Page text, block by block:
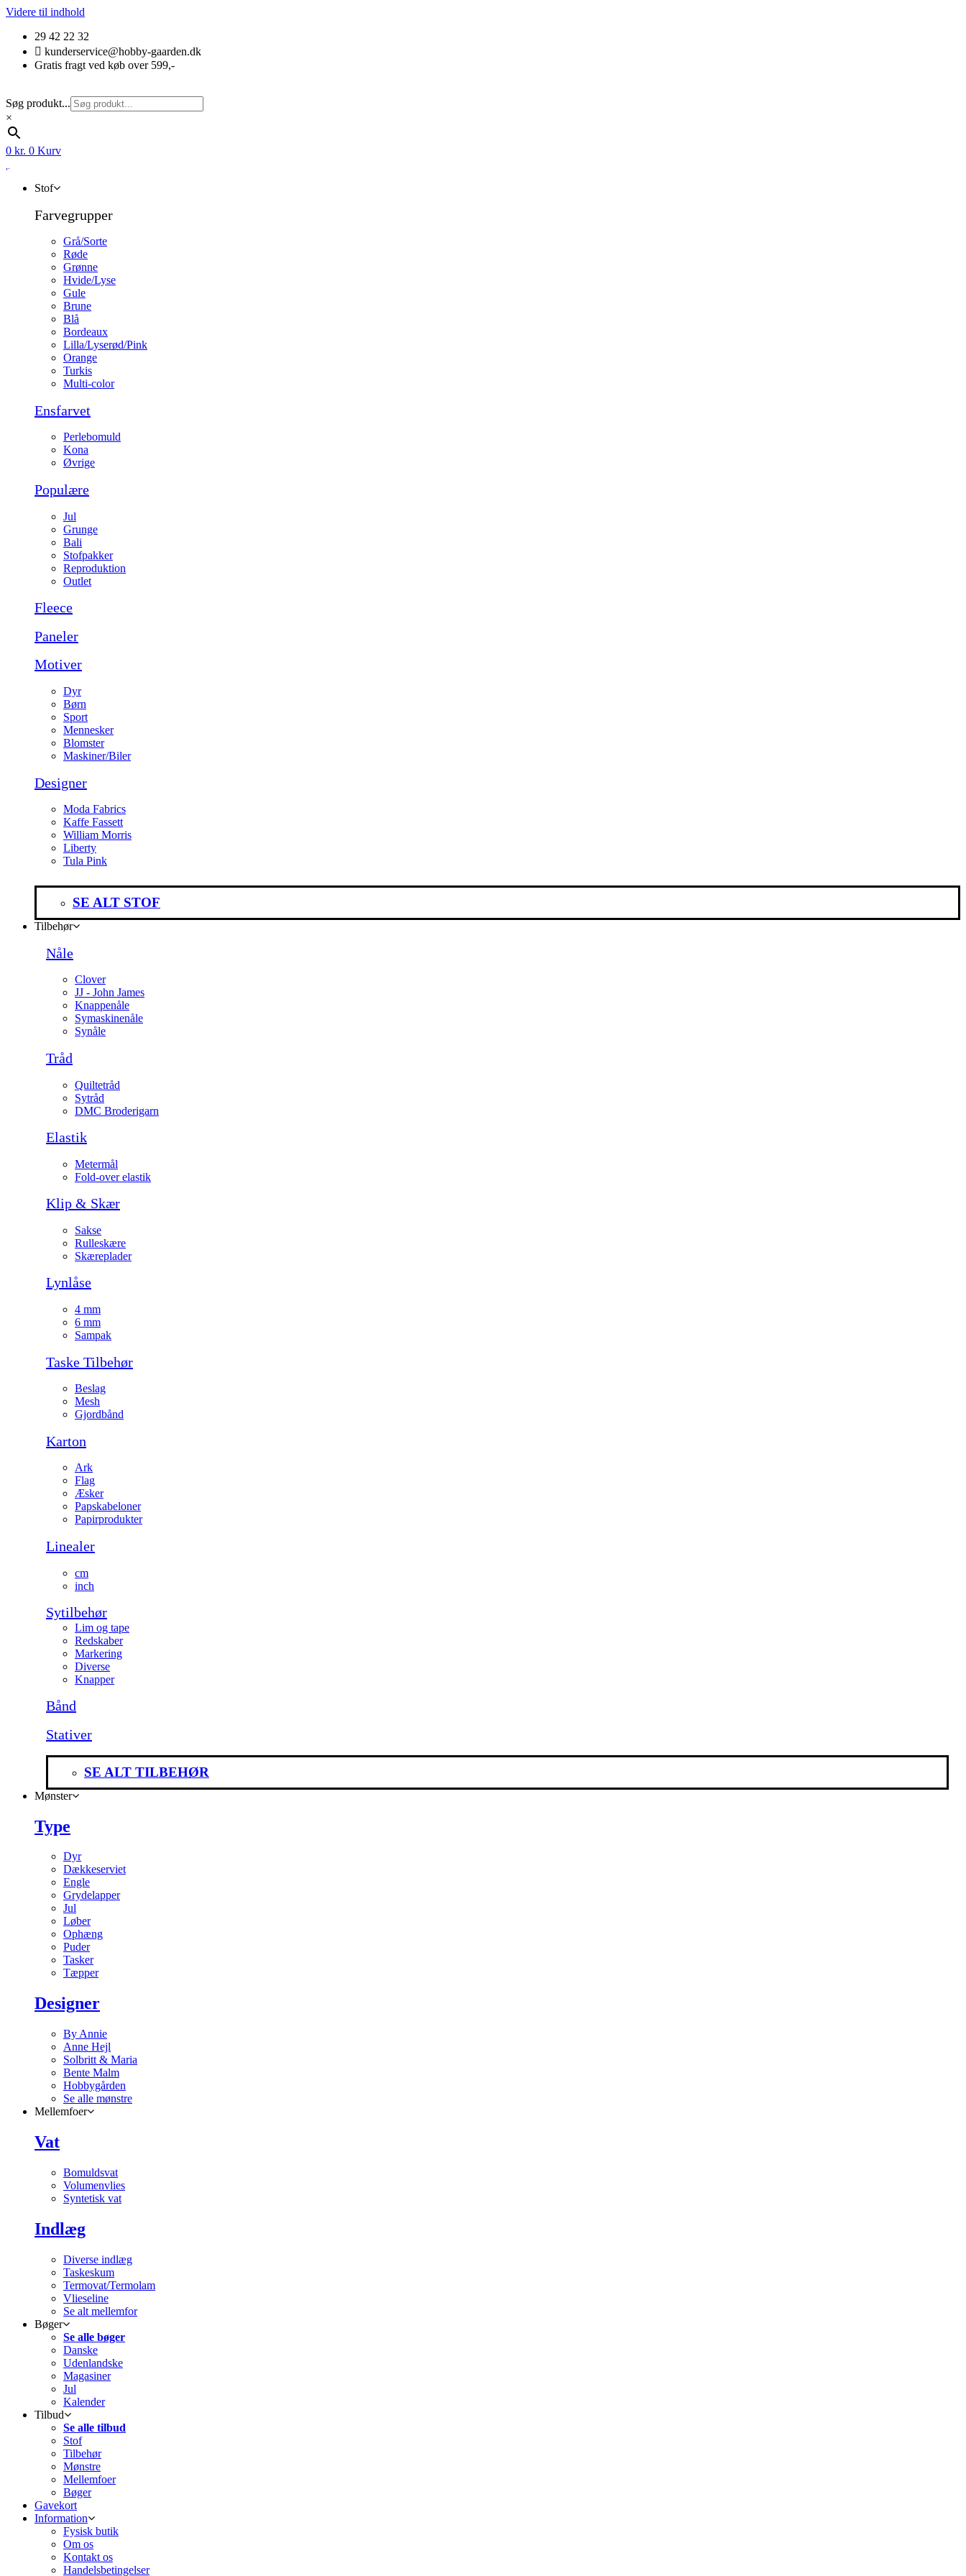
Videre til indhold
29 42 22 32
kunderservice@hobby-gaarden.dk
Gratis fragt ved køb over 599,-
Søg produkt...
×
0 kr. 0 Kurv
Stof
Farvegrupper
Grå/Sorte
Røde
Grønne
Hvide/Lyse
Gule
Brune
Blå
Bordeaux
Lilla/Lyserød/Pink
Orange
Turkis
Multi-color
Ensfarvet
Perlebomuld
Kona
Øvrige
Populære
Jul
Grunge
Bali
Stofpakker
Reproduktion
Outlet
Fleece
Paneler
Motiver
Dyr
Børn
Sport
Mennesker
Blomster
Maskiner/Biler
Designer
Moda Fabrics
Kaffe Fassett
William Morris
Liberty
Tula Pink
SE ALT STOF
Tilbehør
Nåle
Clover
JJ - John James
Knappenåle
Symaskinenåle
Synåle
Tråd
Quiltetråd
Sytråd
DMC Broderigarn
Elastik
Metermål
Fold-over elastik
Klip & Skær
Sakse
Rulleskære
Skæreplader
Lynlåse
4 mm
6 mm
Sampak
Taske Tilbehør
Beslag
Mesh
Gjordbånd
Karton
Ark
Flag
Æsker
Papskabeloner
Papirprodukter
Linealer
cm
inch
Sytilbehør
Lim og tape
Redskaber
Markering
Diverse
Knapper
Bånd
Stativer
SE ALT TILBEHØR
Mønster
Type
Dyr
Dækkeserviet
Engle
Grydelapper
Jul
Løber
Ophæng
Puder
Tasker
Tæpper
Designer
By Annie
Anne Hejl
Solbritt & Maria
Bente Malm
Hobbygården
Se alle mønstre
Mellemfoer
Vat
Bomuldsvat
Volumenvlies
Syntetisk vat
Indlæg
Diverse indlæg
Taskeskum
Termovat/Termolam
Vlieseline
Se alt mellemfor
Bøger
Se alle bøger
Danske
Udenlandske
Magasiner
Jul
Kalender
Tilbud
Se alle tilbud
Stof
Tilbehør
Mønstre
Mellemfoer
Bøger
Gavekort
Information
Fysisk butik
Om os
Kontakt os
Handelsbetingelser